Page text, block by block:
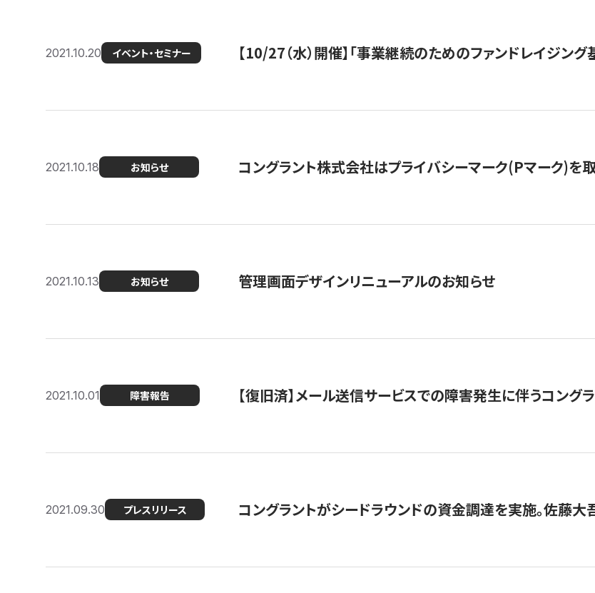
2021.10.20 イベント・セミナー 【10/27（水）開催】「事業継続のためのファンドレイジング
2021.10.18 お知らせ コングラント株式会社はプライバシーマーク(Pマーク)を
2021.10.13 お知らせ 管理画面デザインリニューアルのお知らせ
2021.10.01 障害報告 【復旧済】メール送信サービスでの障害発生に伴うコング
2021.09.30 プレスリリース コングラントがシードラウンドの資金調達を実施。佐藤大